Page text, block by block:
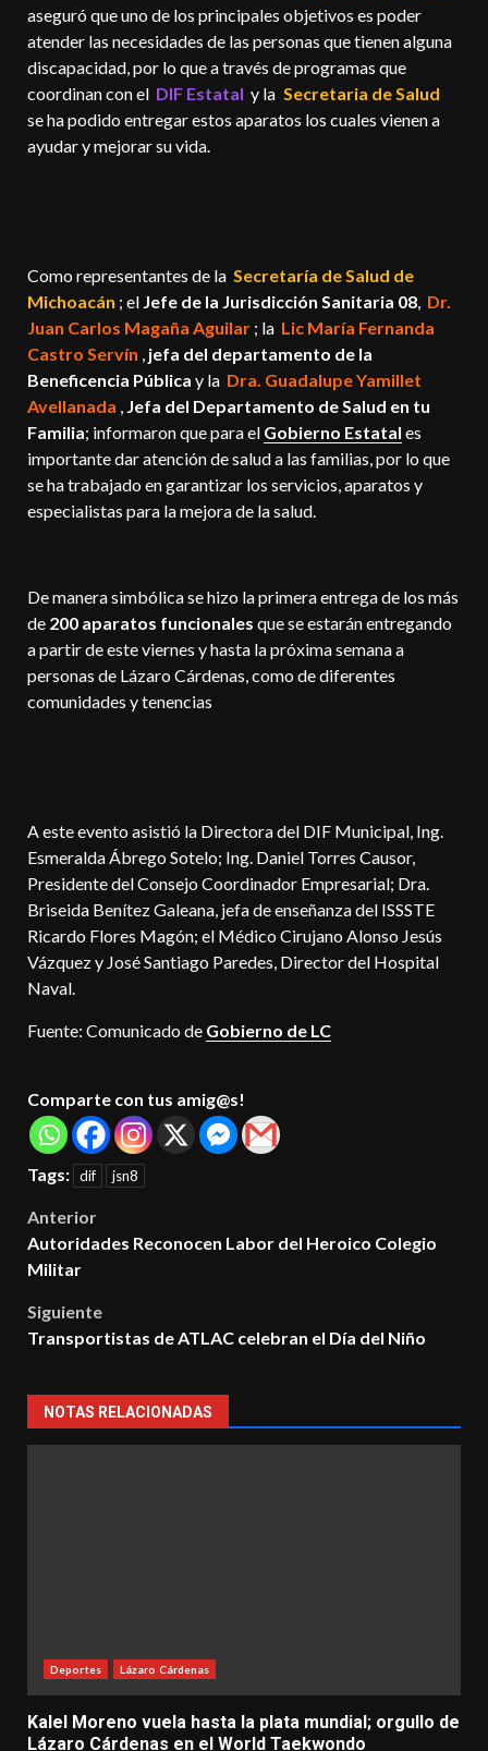
aseguró que uno de los principales objetivos es poder
atender las necesidades de las personas que tienen alguna
discapacidad, por lo que a través de programas que
coordinan con el DIF Estatal y la Secretaria de Salud
se ha podido entregar estos aparatos los cuales vienen a
ayudar y mejorar su vida.
Como representantes de la Secretaría de Salud de
Michoacán ; el Jefe de la Jurisdicción Sanitaria 08, Dr.
Juan Carlos Magaña Aguilar ; la Lic María Fernanda
Castro Servín , jefa del departamento de la
Beneficencia Pública y la Dra. Guadalupe Yamillet
Avellanada , Jefa del Departamento de Salud en tu
Familia; informaron que para el Gobierno Estatal es
importante dar atención de salud a las familias, por lo que
se ha trabajado en garantizar los servicios, aparatos y
especialistas para la mejora de la salud.
De manera simbólica se hizo la primera entrega de los más
de 200 aparatos funcionales que se estarán entregando
a partir de este viernes y hasta la próxima semana a
personas de Lázaro Cárdenas, como de diferentes
comunidades y tenencias
A este evento asistió la Directora del DIF Municipal, Ing.
Esmeralda Ábrego Sotelo; Ing. Daniel Torres Causor,
Presidente del Consejo Coordinador Empresarial; Dra.
Briseida Benítez Galeana, jefa de enseñanza del ISSSTE
Ricardo Flores Magón; el Médico Cirujano Alonso Jesús
Vázquez y José Santiago Paredes, Director del Hospital
Naval.
Fuente: Comunicado de Gobierno de LC
Comparte con tus amig@s!
Tags: dif jsn8
Post
navigation
Anterior
Autoridades Reconocen Labor del Heroico Colegio
Militar
Siguiente
Transportistas de ATLAC celebran el Día del Niño
NOTAS RELACIONADAS
Deportes Lázaro Cárdenas
Kalel Moreno vuela hasta la plata mundial; orgullo de
Lázaro Cárdenas en el World Taekwondo